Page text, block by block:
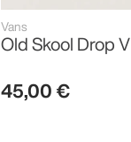
Vans
Old Skool Drop V
45,00 €